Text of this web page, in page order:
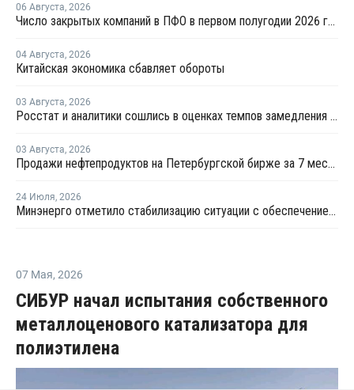
06 Августа, 2026
Число закрытых компаний в ПФО в первом полугодии 2026 года вдвое превысило число новых
04 Августа, 2026
Китайская экономика сбавляет обороты
03 Августа, 2026
Росстат и аналитики сошлись в оценках темпов замедления экономики
03 Августа, 2026
Продажи нефтепродуктов на Петербургской бирже за 7 месяцев снизились на 11,2%, в июле – на 35,6%
24 Июля, 2026
Минэнерго отметило стабилизацию ситуации с обеспечением топливом в ряде регионов
07 Мая, 2026
СИБУР начал испытания собственного
металлоценового катализатора для
полиэтилена